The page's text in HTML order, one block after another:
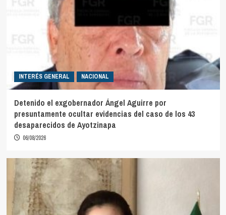
INTERÉS GENERAL NACIONAL
Detenido el exgobernador Ángel Aguirre por
presuntamente ocultar evidencias del caso de los 43
desaparecidos de Ayotzinapa
06/08/2026